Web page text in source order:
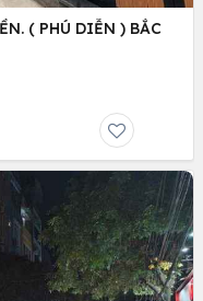
( PHÚ DIỄN ) BẮC